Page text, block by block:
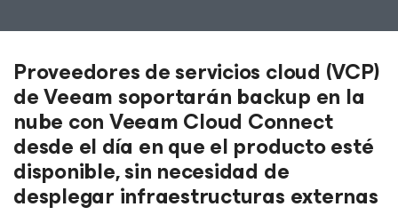
Proveedores de servicios cloud (VCP)
de Veeam soportarán backup en la
nube con Veeam Cloud Connect
desde el día en que el producto esté
disponible, sin necesidad de
desplegar infraestructuras externas